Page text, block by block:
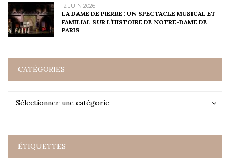
12 JUIN 2026
LA DAME DE PIERRE : UN SPECTACLE MUSICAL ET
FAMILIAL SUR L’HISTOIRE DE NOTRE-DAME DE
PARIS
CATÉGORIES
Sélectionner une catégorie
Catégories
ÉTIQUETTES